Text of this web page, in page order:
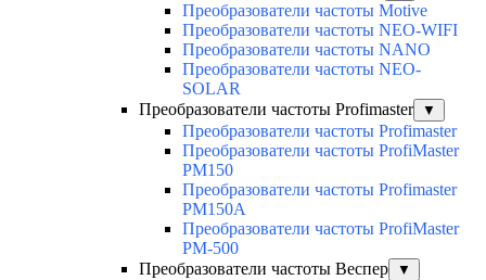
Преобразователи частоты Motive
Преобразователи частоты NEO-WIFI
Преобразователи частоты NANO
Преобразователи частоты NEO-
SOLAR
Преобразователи частоты Profimaster
▼
Преобразователи частоты Profimaster
Преобразователи частоты ProfiMaster
PM150
Преобразователи частоты Profimaster
PM150A
Преобразователи частоты ProfiMaster
PM-500
Преобразователи частоты Веспер
▼